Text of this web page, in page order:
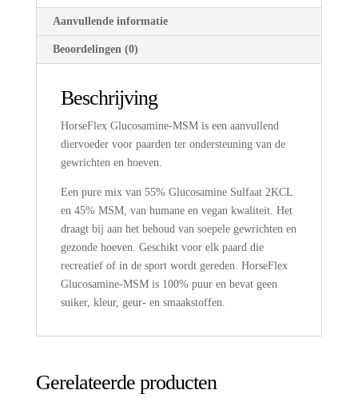
Aanvullende informatie
Beoordelingen (0)
Beschrijving
HorseFlex Glucosamine-MSM is een aanvullend
diervoeder voor paarden ter ondersteuning van de
gewrichten en hoeven.
Een pure mix van 55% Glucosamine Sulfaat 2KCL
en 45% MSM, van humane en vegan kwaliteit. Het
draagt bij aan het behoud van soepele gewrichten en
gezonde hoeven. Geschikt voor elk paard die
recreatief of in de sport wordt gereden. HorseFlex
Glucosamine-MSM is 100% puur en bevat geen
suiker, kleur, geur- en smaakstoffen.
Gerelateerde producten